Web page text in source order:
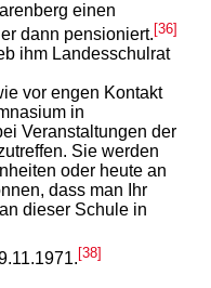
einen
dann pensioniert. [36]
ihm Landesschulrat
vor engen Kontakt
in
Veranstaltungen der
Sie werden
oder heute an
dass man Ihr
dieser Schule in
[38]